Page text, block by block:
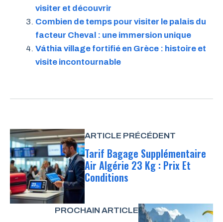
visiter et découvrir
Combien de temps pour visiter le palais du
facteur Cheval : une immersion unique
Váthia village fortifié en Grèce : histoire et
visite incontournable
ARTICLE PRÉCÉDENT
Tarif Bagage Supplémentaire
Air Algérie 23 Kg : Prix Et
Conditions
PROCHAIN ARTICLE